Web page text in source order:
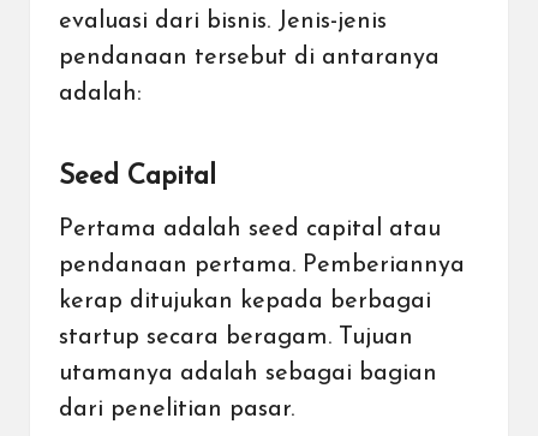
evaluasi dari bisnis. Jenis-jenis
pendanaan tersebut di antaranya
adalah:
Seed Capital
Pertama adalah seed capital atau
pendanaan pertama. Pemberiannya
kerap ditujukan kepada berbagai
startup secara beragam. Tujuan
utamanya adalah sebagai bagian
dari penelitian pasar.